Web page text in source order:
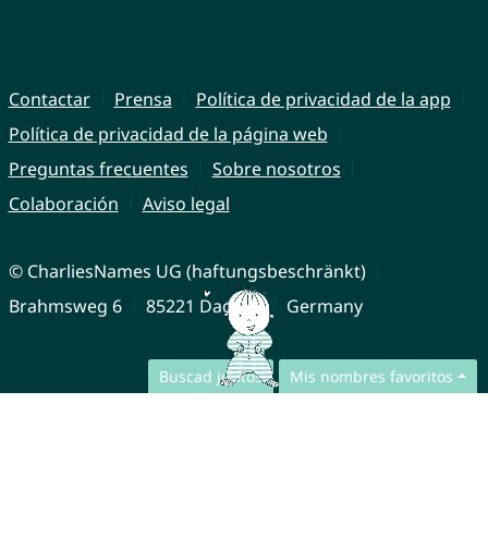
Buscad juntos Mis nombres favoritos
Contactar Prensa
Política de privacidad de la app
Política de privacidad de la página web
Preguntas frecuentes
Sobre nosotros
Colaboración
Aviso legal
© CharliesNames UG (haftungsbeschränkt)
Brahmsweg 6
85221 Dachau Germany